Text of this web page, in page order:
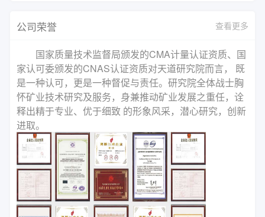
司、西安天易贸易有限公司、西安天
矿业环保科技有限公司、西安天聪智
能矿山科技有限公司、西安天德矿业
股权投资管理有限公司，主营业务包
括选厂承包、选矿试验、矿石化验、
矿权交易、矿产品贸易、矿山建设、
训、矿产品贸易、药剂推广、EPC
总承包等。截至2022年，已为国内
外矿山企业提供多项选矿设计、选矿
试验、选厂技术承包等服务，帮助众
多矿山企业降低投资风险，提高生产
效率，创造了一定的经济效益。
公司荣誉 查看更多
国家质量技术监督局颁发的CMA计量认证资质、国
家认可委颁发的CNAS认证资质对天道研究院而言， 既
是一种认可，更是一种督促与责任。研究院全体战士胸
怀矿业技术研究及服务，身兼推动矿业发展之重任，诠
释出精于专业、优于细致 的形象风采，潜心研究，创新
进取。